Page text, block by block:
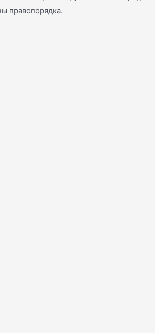
правопорядка.